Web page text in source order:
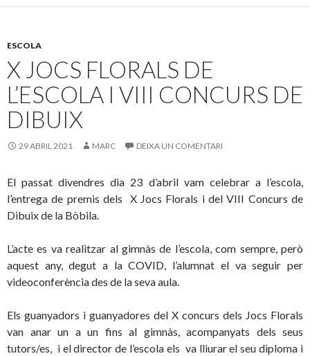
b
o
o
k
er p
te
ix
ESCOLA
X JOCS FLORALS DE
L’ESCOLA I VIII CONCURS DE
DIBUIX
29 ABRIL 2021 MARC DEIXA UN COMENTARI
El passat divendres dia 23 d’abril vam celebrar a l’escola,
l’entrega de premis dels X Jocs Florals i del VIII Concurs de
Dibuix de la Bòbila.
L’acte es va realitzar al gimnàs de l’escola, com sempre, però
aquest any, degut a la COVID, l’alumnat el va seguir per
videoconferència des de la seva aula.
Els guanyadors i guanyadores del X concurs dels Jocs Florals
van anar un a un fins al gimnàs, acompanyats dels seus
tutors/es, i el director de l’escola els va lliurar el seu diploma i